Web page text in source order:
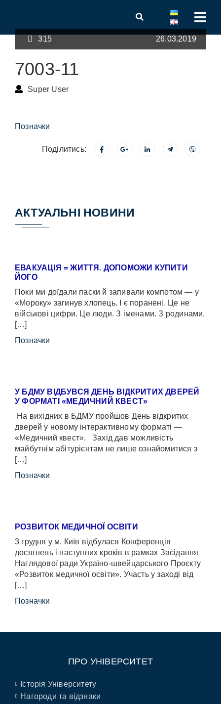
315 26.03.2019
7003-11
Super User
Позначки
Поділитись:
АКТУАЛЬНІ НОВИНИ
ЕВАКУАЦІЯ = ЖИТТЯ. ДОПОМОЖИ КУПИТИ
ЙОГО
Поки ми доїдали паски й запивали компотом — у
«Мороку» загинув хлопець. І є поранені. Це не
військові цифри. Це люди. З іменами. З родинами,
[…]
Позначки
У БДМУ ВІДБУВСЯ ДЕНЬ ВІДКРИТИХ ДВЕРЕЙ
У ФОРМАТІ «МЕДИЧНИЙ КВЕСТ»
На вихідних в БДМУ пройшов День відкритих
дверей у новому інтерактивному форматі —
«Медичний квест». Захід дав можливість
майбутнім абітурієнтам не лише ознайомитися з
[…]
Позначки
РОЗВИТОК МЕДИЧНОЇ ОСВІТИ
3 грудня у м. Київ відбулася Конференція
досягнень і наступних кроків в рамках Засідання
Наглядової ради Україно-швейцарського Проєкту
«Розвиток медичної освіти». Участь у заході від
[…]
Позначки
ПРО УНІВЕРСИТЕТ
Історія Університету
Нагороди та відзнаки